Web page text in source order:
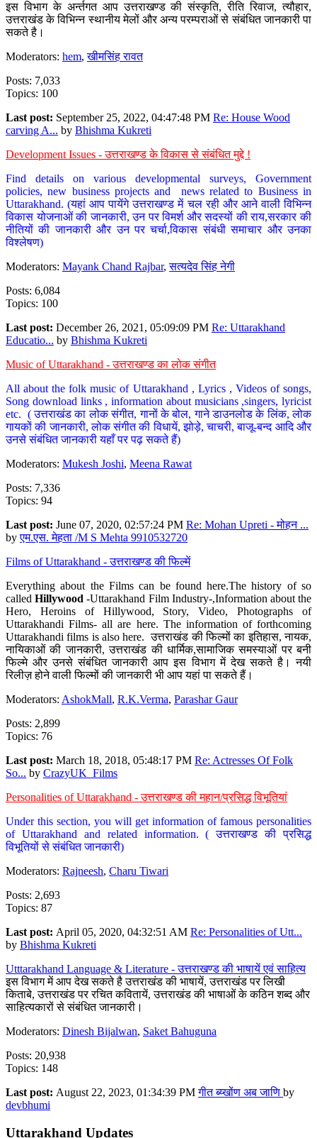
इस विभाग के अर्न्तगत आप उत्तराखण्ड की संस्कृति, रीति रिवाज, त्यौहार,
उत्तराखंड के विभिन्न स्थानीय मेलों और अन्य परम्पराओं से संबंधित जानकारी पा
सकते है।
Moderators: hem,खीमसिंह रावत
Posts: 7,033
Topics: 100
Last post: September 25, 2022, 04:47:48 PM Re: House Wood
carving A... by Bhishma Kukreti
Development Issues - उत्तराखण्ड के विकास से संबंधित मुद्दे !
Find details on various developmental surveys, Government
policies, new business projects and news related to Business in
Uttarakhand. (यहां आप पायेंगे उत्तराखण्ड में चल रही और आने वाली विभिन्न
विकास योजनाओं की जानकारी, उन पर विमर्श और सदस्यों की राय,सरकार की
नीतियों की जानकारी और उन पर चर्चा,विकास संबंधी समाचार और उनका
विश्लेषण)
Moderators: Mayank Chand Rajbar,सत्यदेव सिंह नेगी
Posts: 6,084
Topics: 100
Last post: December 26, 2021, 05:09:09 PM Re: Uttarakhand
Educatio... by Bhishma Kukreti
Music of Uttarakhand - उत्तराखण्ड का लोक संगीत
All about the folk music of Uttarakhand , Lyrics , Videos of songs,
Song download links , information about musicians ,singers, lyricist
etc. ( उत्तराखंड का लोक संगीत, गानों के बोल, गाने डाउनलोड के लिंक, लोक
गायकों की जानकारी, लोक संगीत की विधायें, झोड़े, चाचरी, बाजू-बन्द आदि और
उनसे संबंधित जानकारी यहाँ पर पढ़ सकते हैं)
Moderators: Mukesh Joshi, Meena Rawat
Posts: 7,336
Topics: 94
Last post: June 07, 2020, 02:57:24 PM Re: Mohan Upreti - मोहन ...
byएम.एस. मेहता /M S Mehta 9910532720
Films of Uttarakhand - उत्तराखण्ड की फिल्में
Everything about the Films can be found here.The history of so
calledHillywood-Uttarakhand Film Industry-,Information about the
Hero, Heroins of Hillywood, Story, Video, Photographs of
Uttarakhandi Films- all are here. The information of forthcoming
Uttarakhandi films is also here. उत्तराखंड की फिल्मों का इतिहास, नायक,
नायिकाओं की जानकारी, उत्तराखंड की धार्मिक,सामाजिक समस्याओं पर बनी
फिल्मे और उनसे संबंधित जानकारी आप इस विभाग में देख सकते है। नयी
रिलीज़ होने वाली फिल्मों की जानकारी भी आप यहां पा सकते हैं।
Moderators: AshokMall, R.K.Verma, Parashar Gaur
Posts: 2,899
Topics: 76
Last post: March 18, 2018, 05:48:17 PM Re: Actresses Of Folk
So... by CrazyUK_Films
Personalities of Uttarakhand - उत्तराखण्ड की महान/प्रसिद्ध विभूतियां
Under this section, you will get information of famous personalities
of Uttarakhand and related information. ( उत्तराखण्ड की प्रसिद्ध
विभूतियों से संबंधित जानकारी)
Moderators: Rajneesh, Charu Tiwari
Posts: 2,693
Topics: 87
Last post: April 05, 2020, 04:32:51 AM Re: Personalities of Utt...
by Bhishma Kukreti
Utttarakhand Language & Literature - उत्तराखण्ड की भाषायें एवं साहित्य
इस विभाग में आप देख सकते है उत्तराखंड की भाषायें, उत्तराखंड पर लिखी
किताबे, उत्तराखंड पर रचित कवितायें, उत्तराखंड की भाषाओं के कठिन शब्द और
साहित्यकारों से संबंधित जानकारी।
Moderators: Dinesh Bijalwan, Saket Bahuguna
Posts: 20,938
Topics: 148
Last post: August 22, 2023, 01:34:39 PMगीत ब्य्खोंण अब जाणि by
devbhumi
Uttarakhand Updates